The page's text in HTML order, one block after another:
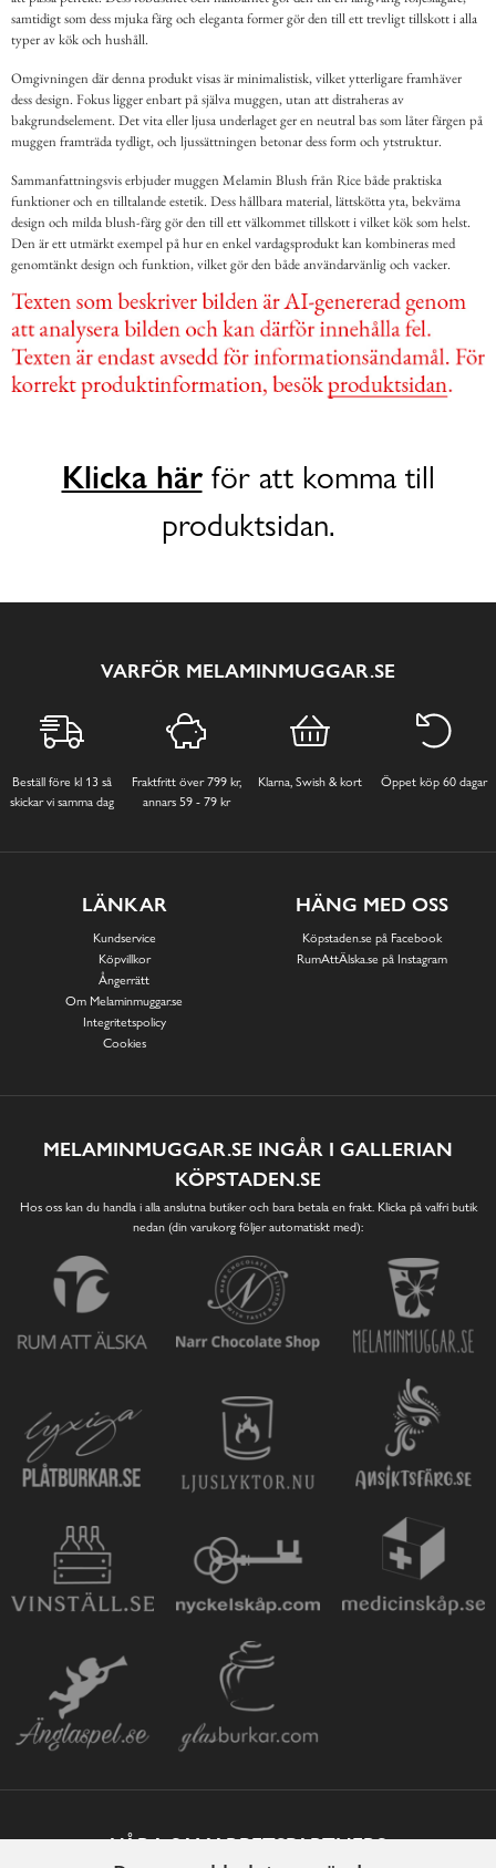
samtidigt som dess mjuka färg och eleganta former gör den till ett trevligt tillskott i alla
typer av kök och hushåll.
Omgivningen där denna produkt visas är minimalistisk, vilket ytterligare framhäver
dess design. Fokus ligger enbart på själva muggen, utan att distraheras av
bakgrundselement. Det vita eller ljusa underlaget ger en neutral bas som låter färgen på
muggen framträda tydligt, och ljussättningen betonar dess form och ytstruktur.
Sammanfattningsvis erbjuder muggen Melamin Blush från Rice både praktiska
funktioner och en tilltalande estetik. Dess hållbara material, lättskötta yta, bekväma
design och milda blush-färg gör den till ett välkommet tillskott i vilket kök som helst.
Den är ett utmärkt exempel på hur en enkel vardagsprodukt kan kombineras med
genomtänkt design och funktion, vilket gör den både användarvänlig och vacker.
Klicka härför att komma till
produktsidan.
VARFÖR MELAMINMUGGAR.SE
Beställ före kl 13 så
skickar vi samma dag
Fraktfritt över 799 kr,
annars 59 - 79 kr
Klarna, Swish & kort Öppet köp 60 dagar
LÄNKAR
Kundservice
Köpvillkor
Ångerrätt
Om Melaminmuggar.se
Integritetspolicy
Cookies
HÄNG MED OSS
Köpstaden.se på Facebook
RumAttÄlska.se på Instagram
MELAMINMUGGAR.SE INGÅR I GALLERIAN
KÖPSTADEN.SE
Hos oss kan du handla i alla anslutna butiker och bara betala en frakt. Klicka på valfri butik
nedan (din varukorg följer automatiskt med):
VÅRA SAMARBETSPARTNERS